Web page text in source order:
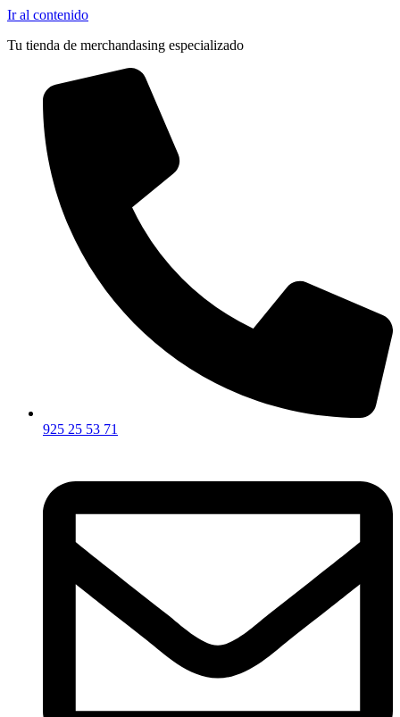
Ir al contenido
Tu tienda de merchandasing especializado
925 25 53 71